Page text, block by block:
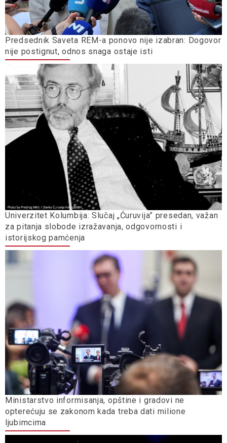
Predsednik Saveta REM-a ponovo nije izabran: Dogovor
nije postignut, odnos snaga ostaje isti
Univerzitet Kolumbija: Slučaj „Ćuruvija” presedan, važan
za pitanja slobode izražavanja, odgovornosti i
istorijskog pamćenja
Ministarstvo informisanja, opštine i gradovi ne
opterećuju se zakonom kada treba dati milione
ljubimcima